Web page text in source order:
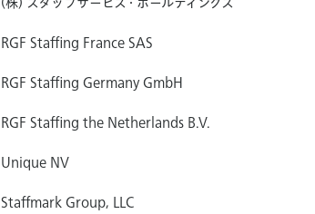
RGF Staffing France SAS
RGF Staffing Germany GmbH
RGF Staffing the Netherlands B.V.
Unique NV
Staffmark Group, LLC